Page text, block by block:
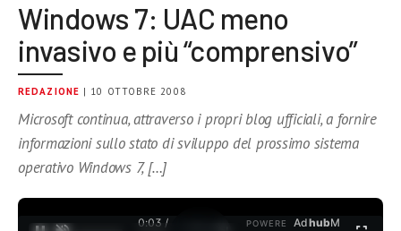
Windows 7: UAC meno
invasivo e più “comprensivo”
REDAZIONE | 10 OTTOBRE 2008
Microsoft continua, attraverso i propri blog ufficiali, a fornire
informazioni sullo stato di sviluppo del prossimo sistema
operativo Windows 7, […]
0:03 /
POWERE
AdhubM